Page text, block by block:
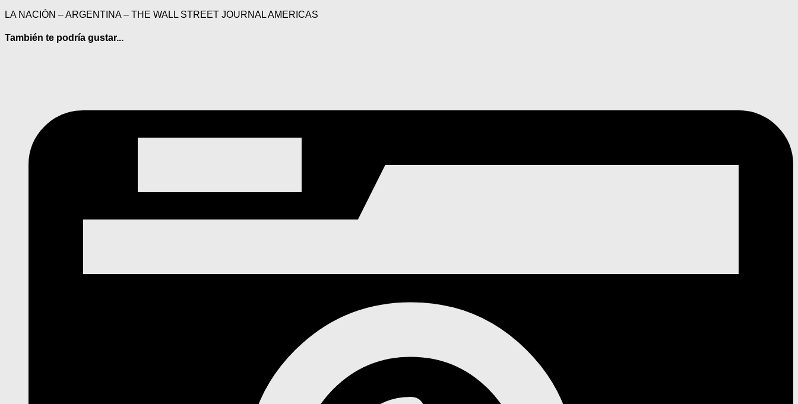
LA NACIÓN – ARGENTINA – THE WALL STREET JOURNAL AMERICAS
También te podría gustar...